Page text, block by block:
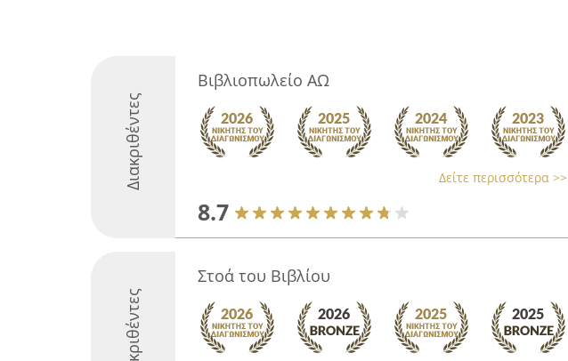
Διακριθέντες
Βιβλιοπωλείο ΑΩ
Δείτε περισσότερα >>
8.7
Διακριθέντες
Στοά του Βιβλίου